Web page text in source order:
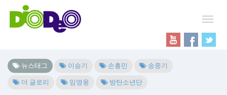
뉴스태그 이승기 손흥민
송중기
더 글로리
임영웅 방탄소년단